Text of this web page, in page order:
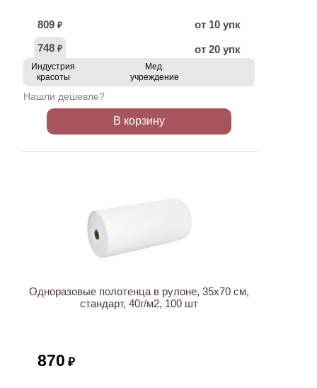
809 ₽
от 10 упк
748 ₽ от 20 упк
Индустрия
красоты
Мед.
учреждение
Нашли дешевле?
В корзину
Одноразовые полотенца в рулоне, 35х70 см,
стандарт, 40г/м2, 100 шт
870 ₽